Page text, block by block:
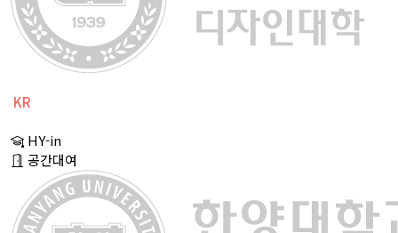
KR
CH
EN
HY-in
공간대여